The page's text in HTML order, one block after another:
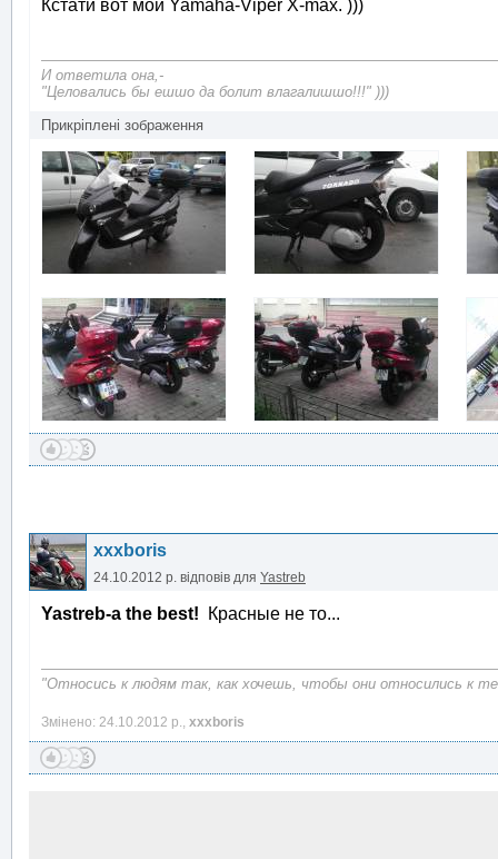
Кстати вот мой Yamaha-Viper X-max. )))
И ответила она,-
"Целовались бы ешшо да болит влагалишшо!!!" )))
Прикріплені зображення
xxxboris
24.10.2012 р. відповів для Yastreb
Yastreb-а the best! Красные не то...
"Относись к людям так, как хочешь, чтобы они относились к
Змінено: 24.10.2012 р., xxxboris